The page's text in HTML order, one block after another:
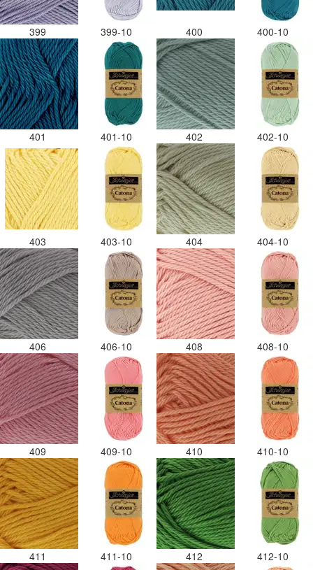
399 399-10 400 400-10
401 401-10 402 402-10
403 403-10 404 404-10
406 406-10 408 408-10
409 409-10 410 410-10
411 411-10 412 412-10